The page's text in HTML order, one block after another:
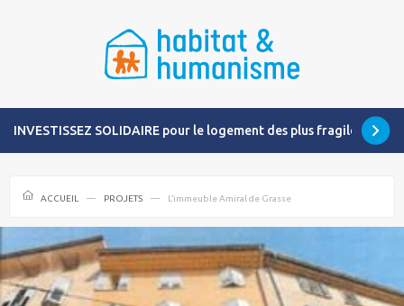
INVESTISSEZ SOLIDAIRE pour le logement des plus fragiles
ACCUEIL PROJETS L’immeuble Amiral de Grasse